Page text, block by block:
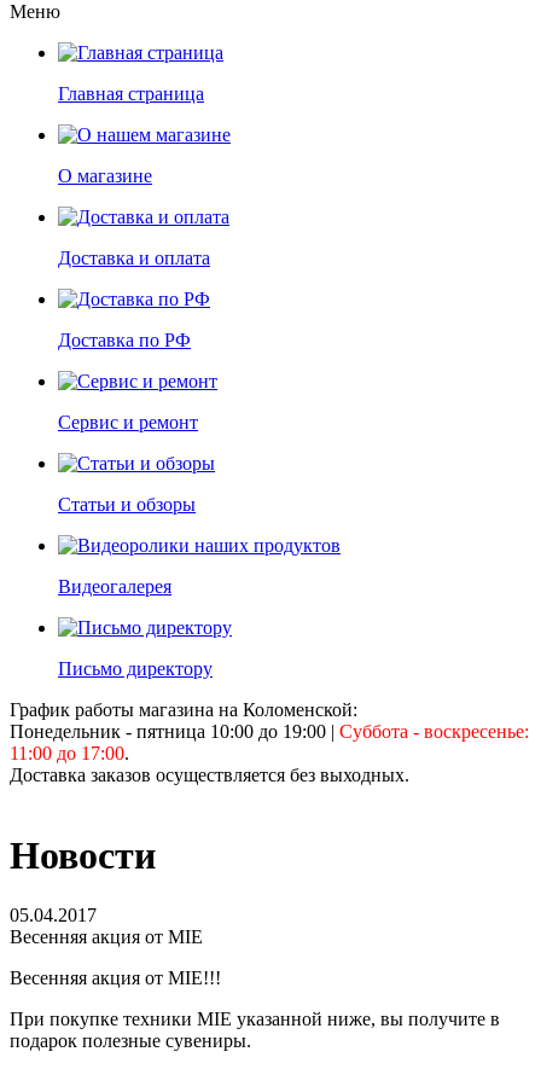
Меню
Главная страница
О магазине
Доставка и оплата
Доставка по РФ
Сервис и ремонт
Статьи и обзоры
Видеогалерея
Письмо директору
График работы магазина на Коломенской:
Понедельник - пятница 10:00 до 19:00 | Суббота - воскресенье:
11:00 до 17:00.
Доставка заказов осуществляется без выходных.
Новости
05.04.2017
Весенняя акция от MIE
Весенняя акция от MIE!!!
При покупке техники MIE указанной ниже, вы получите в
подарок полезные сувениры.